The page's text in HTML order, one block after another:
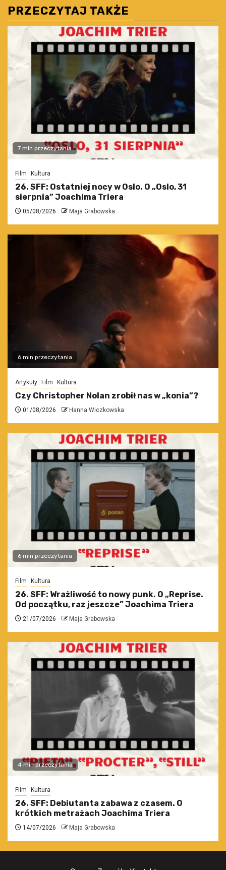
PRZECZYTAJ TAKŻE
7 min przeczytania
Film Kultura
26. SFF: Ostatniej nocy w Oslo. O „Oslo, 31
sierpnia” Joachima Triera
05/08/2026 Maja Grabowska
6 min przeczytania
Artykuły Film Kultura
Czy Christopher Nolan zrobił nas w „konia”?
01/08/2026 Hanna Wiczkowska
6 min przeczytania
Film Kultura
26. SFF: Wrażliwość to nowy punk. O „Reprise.
Od początku, raz jeszcze” Joachima Triera
21/07/2026 Maja Grabowska
4 min przeczytania
Film Kultura
26. SFF: Debiutanta zabawa z czasem. O
krótkich metrażach Joachima Triera
14/07/2026 Maja Grabowska